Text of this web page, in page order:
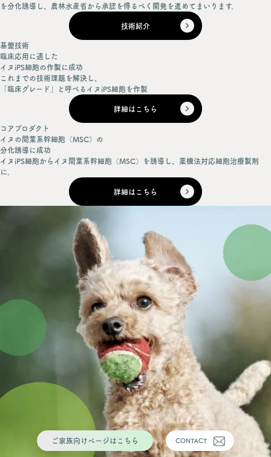
を分化誘導し、農林水産省から承認を得るべく開発を進めてまいります。
技術紹介
基盤技術
臨床応用に適した
イヌiPS細胞の作製に成功
これまでの技術課題を解決し、
「臨床グレード」と呼べるイヌiPS細胞を作製
詳細はこちら
コアプロダクト
イヌの間葉系幹細胞（MSC）の
分化誘導に成功
イヌiPS細胞からイヌ間葉系幹細胞（MSC）を誘導し、薬機法対応細胞治療製剤
に。
詳細はこちら
ご家族向けページはこちら CONTACT